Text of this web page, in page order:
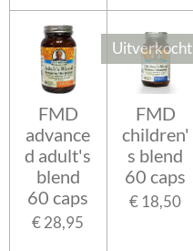
FMD
advance
d adult's
blend
60 caps
€ 28,95
Uitverkocht
FMD
children'
s blend
60 caps
€ 18,50